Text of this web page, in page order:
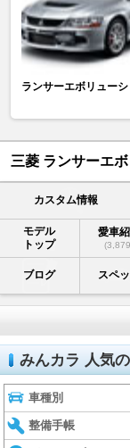
ランサーエボリュー
三菱 ランサーエ
カスタム情報
モデル
トップ
愛車
ブログ スペ
みんカラ 人気
車種別
整備手帳